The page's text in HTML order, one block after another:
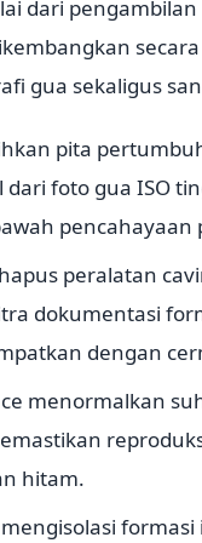
dari
gua sekaligus
pita
foto gua ISO
pencahayaan
peralatan
dokumentasi
dengan
menormalkan
hitam.